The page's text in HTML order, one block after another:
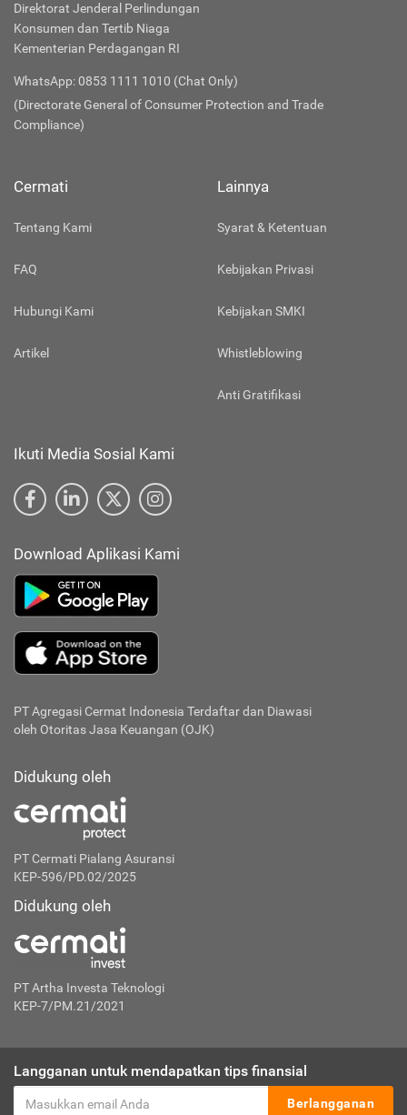
Direktorat Jenderal Perlindungan
Konsumen dan Tertib Niaga
Kementerian Perdagangan RI
WhatsApp: 0853 1111 1010 (Chat Only)
(Directorate General of Consumer Protection and Trade
Compliance)
Cermati
Tentang Kami
FAQ
Hubungi Kami
Artikel
Lainnya
Syarat & Ketentuan
Kebijakan Privasi
Kebijakan SMKI
Whistleblowing
Anti Gratifikasi
Ikuti Media Sosial Kami
Download Aplikasi Kami
PT Agregasi Cermat Indonesia Terdaftar dan Diawasi
oleh Otoritas Jasa Keuangan (OJK)
Didukung oleh
PT Cermati Pialang Asuransi
KEP-596/PD.02/2025
Didukung oleh
PT Artha Investa Teknologi
KEP-7/PM.21/2021
Langganan untuk mendapatkan tips finansial
Berlangganan